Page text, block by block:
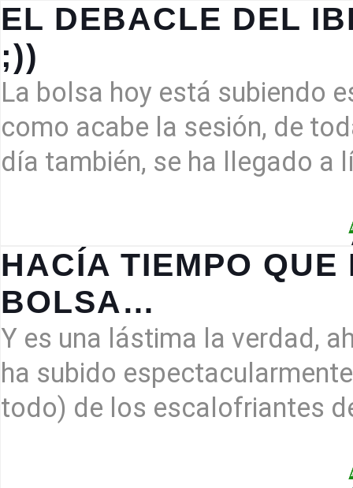
EL DEBACLE DEL
;))
DEL
IBEX-
35
(HOY
NO
POR
La bolsa hoy está subiendo
como acabe la sesión, de
día también, se ha llegado a
HACÍA TIEMPO
BOLSA…
QUE
NO
HABLÁBAMOS
DE
BOLSA…
Y es una lástima la verdad,
ha subido
todo) de los escalofriantes